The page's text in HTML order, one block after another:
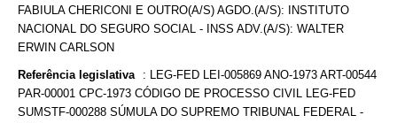
FABIULA CHERICONI E OUTRO(A/S) AGDO.(A/S): INSTITUTO
NACIONAL DO SEGURO SOCIAL - INSS ADV.(A/S): WALTER
ERWIN CARLSON
Referência legislativa : LEG-FED LEI-005869 ANO-1973 ART-00544
PAR-00001 CPC-1973 CÓDIGO DE PROCESSO CIVIL LEG-FED
SUMSTF-000288 SÚMULA DO SUPREMO TRIBUNAL FEDERAL -